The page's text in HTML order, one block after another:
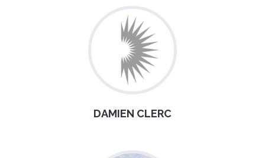
DAMIEN CLERC